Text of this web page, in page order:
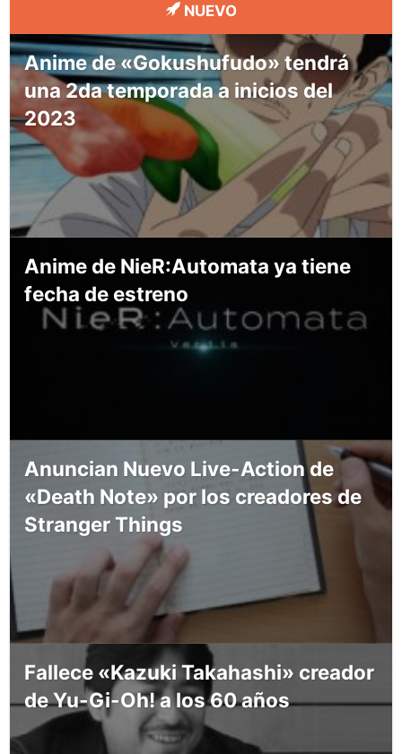
NUEVO
Anime de «Gokushufudo» tendrá
una 2da temporada a inicios del
2023
Anime de NieR:Automata ya tiene
fecha de estreno
Anuncian Nuevo Live-Action de
«Death Note» por los creadores de
Stranger Things
Fallece «Kazuki Takahashi» creador
de Yu-Gi-Oh! a los 60 años